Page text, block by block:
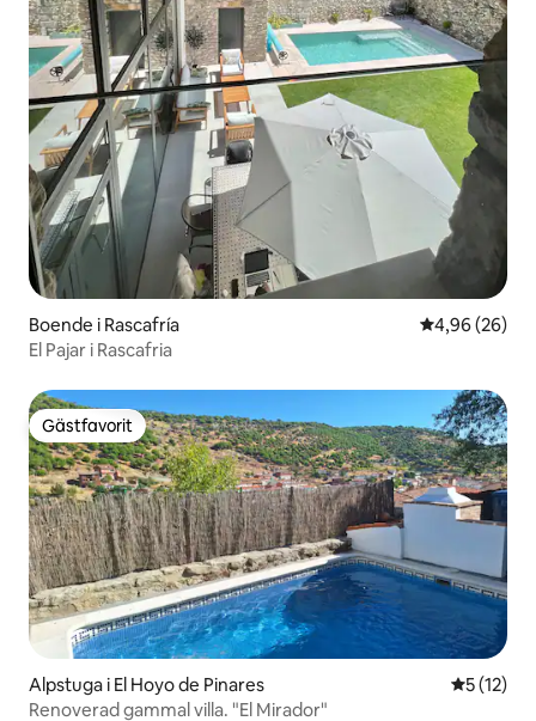
Boende i Rascafría 4,96 av 5 i
4,96 (26)
El Pajar i Rascafria
Gästfavorit
Gästfavorit
Alpstuga i El Hoyo de Pinares 5 av 5 i
5 (12)
Renoverad gammal villa. "El Mirador"